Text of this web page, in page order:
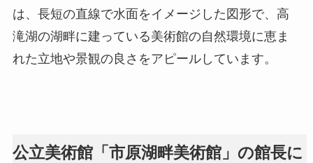
は、長短の直線で水面をイメージした図形で、高
滝湖の湖畔に建っている美術館の自然環境に恵ま
れた立地や景観の良さをアピールしています。
公立美術館「市原湖畔美術館」の館長に